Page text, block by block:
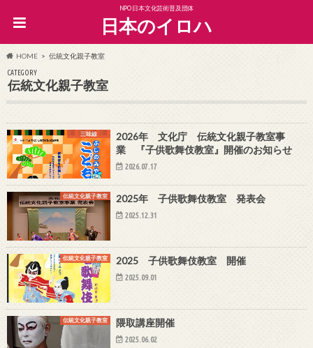
NPO日本文化芸術普及団体
日本のイロハ
HOME 伝統文化親子教室
CATEGORY
伝統文化親子教室
三味線
2026年 文化庁 伝統文化親子教室事
業 『子供歌舞伎教室』開催のお知らせ
2026.07.17
伝統文化親子教室 2025年 子供歌舞伎教室 発表会
2025.12.31
伝統文化親子教室 2025 子供歌舞伎教室 開催
2025.09.01
伝統文化親子教室 隈取講座開催
2025.06.02